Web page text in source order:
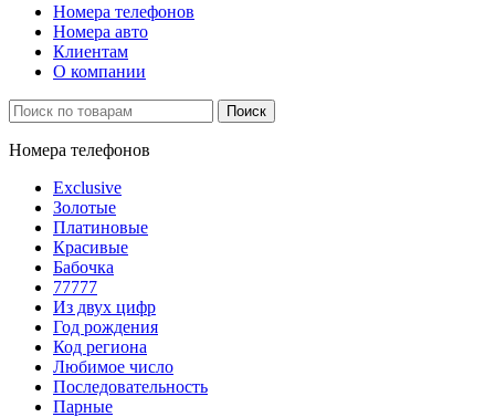
Номера телефонов
Номера авто
Клиентам
О компании
Поиск
Номера телефонов
Exclusive
Золотые
Платиновые
Красивые
Бабочка
77777
Из двух цифр
Год рождения
Код региона
Любимое число
Последовательность
Парные